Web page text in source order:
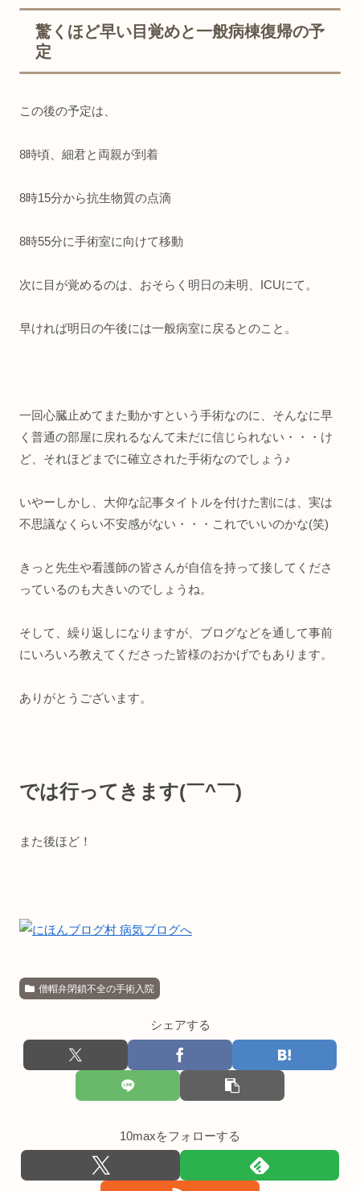
驚くほど早い目覚めと一般病棟復帰の予
定
この後の予定は、
8時頃、細君と両親が到着
8時15分から抗生物質の点滴
8時55分に手術室に向けて移動
次に目が覚めるのは、おそらく明日の未明、ICUにて。
早ければ明日の午後には一般病室に戻るとのこと。
一回心臓止めてまた動かすという手術なのに、そんなに早
く普通の部屋に戻れるなんて未だに信じられない・・・け
ど、それほどまでに確立された手術なのでしょう♪
いやーしかし、大仰な記事タイトルを付けた割には、実は
不思議なくらい不安感がない・・・これでいいのかな(笑)
きっと先生や看護師の皆さんが自信を持って接してくださ
っているのも大きいのでしょうね。
そして、繰り返しになりますが、ブログなどを通して事前
にいろいろ教えてくださった皆様のおかげでもあります。
ありがとうございます。
では行ってきます(￣^￣)ゞ
また後ほど！
僧帽弁閉鎖不全の手術入院
シェアする
10maxをフォローする